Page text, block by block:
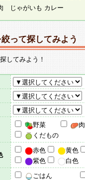
ゃがいも カレー
って探してみよう
してみよう！
野菜 肉
くだもの
赤色 黄色
紫色
白色
ごはん